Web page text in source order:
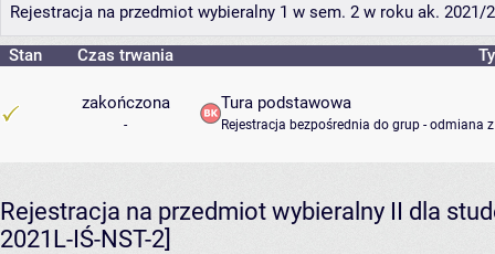
Rejestracja na przedmiot wybieralny 1 w sem. 2 w roku ak. 2021/
Stan Czas trwania
zakończona
-
Tura podstawowa
Rejestracja bezpośrednia do grup - odmiana
Rejestracja na przedmiot wybieralny II dla
2021L-IŚ-NST-2]